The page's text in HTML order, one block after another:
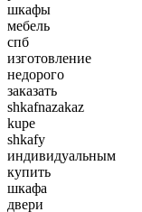
шкафы
мебель
спб
изготовление
недорого
заказать
shkafnazakaz
kupe
shkafy
индивидуальным
купить
шкафа
двери